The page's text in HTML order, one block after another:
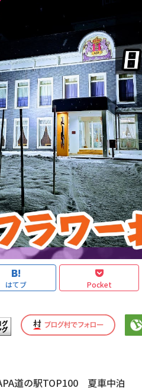
はてブ Pocket
道の駅TOP100 夏車中泊